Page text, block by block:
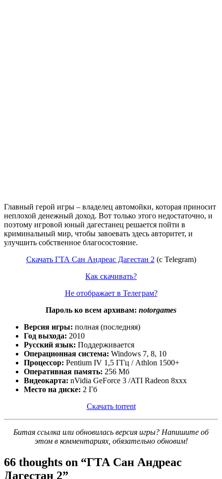
Главный герой игры – владелец автомойки, которая приносит
неплохой денежный доход. Вот только этого недостаточно, и
поэтому игровой юный дагестанец решается пойти в
криминальный мир, чтобы завоевать здесь авторитет, и
улучшить собственное благосостояние.
Скачать ГТА Сан Андреас Дагестан 2 (c Telegram)
Как скачивать?
Не отображает в Телеграм?
Пароль ко всем архивам: notorgames
Версия игры: полная (последняя)
Год выхода: 2010
Русский язык: Поддерживается
Операционная система: Windows 7, 8, 10
Процессор: Pentium IV 1,5 ГГц / Athlon 1500+
Оперативная память: 256 Мб
Видеокарта: nVidia GeForce 3 /ATI Radeon 8xxx
Место на диске: 2 Гб
Скачать torrent
Битая ссылка или обновилась версия игры? Напишите об
этом в комментариях, обязательно обновим!
66 thoughts on “ГТА Сан Андреас
Дагестан 2”